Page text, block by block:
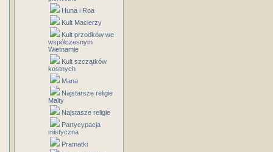
Huna i Roa
Kult Macierzy
Kult przodków we
współczesnym
Wietnamie
Kult szczątków
kostnych
Mana
Najstarsze religie
Malty
Najstasze religie
Partycypacja
mistyczna
Pramatki